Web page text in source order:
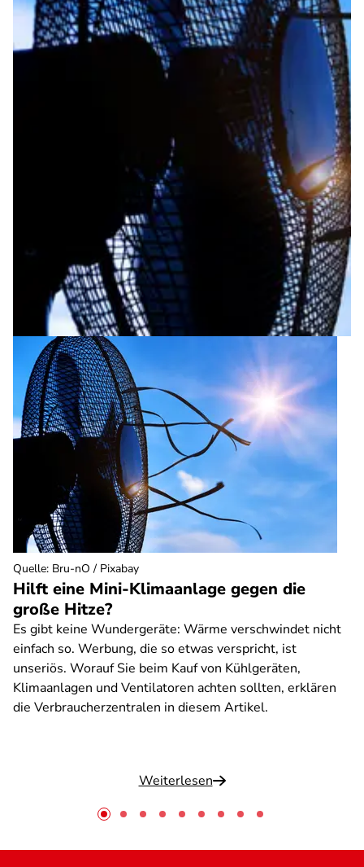
Hilft eine Mini-Klimaanlage gegen die
große Hitze?
Es gibt keine Wundergeräte: Wärme verschwindet nicht
einfach so. Werbung, die so etwas verspricht, ist
unseriös. Worauf Sie beim Kauf von Kühlgeräten,
Klimaanlagen und Ventilatoren achten sollten, erklären
die Verbraucherzentralen in diesem Artikel.
Weiterlesen
Quelle: Bru-nO / Pixabay